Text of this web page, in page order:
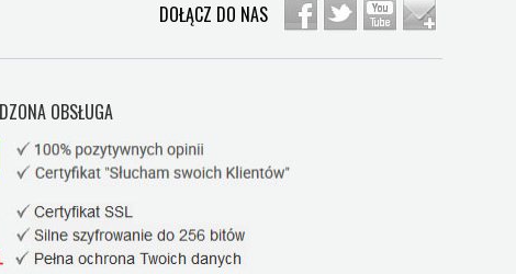
DOŁĄCZ DO NAS
OBSŁUGA